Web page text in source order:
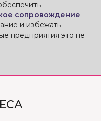
сопровождение
и избежать
предприятия это не